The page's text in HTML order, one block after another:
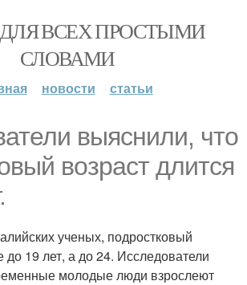
ВСЕХ ПРОСТЫМИ
СЛОВАМИ
новости статьи
выяснили, что
возраст длится
ученых, подростковый
до 19 лет, а до 24. Исследователи
молодые люди взрослеют